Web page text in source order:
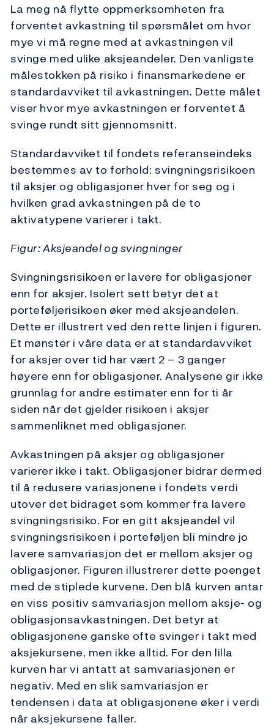
La meg nå flytte oppmerksomheten fra
forventet avkastning til spørsmålet om hvor
mye vi må regne med at avkastningen vil
svinge med ulike aksjeandeler. Den vanligste
målestokken på risiko i finansmarkedene er
standardavviket til avkastningen. Dette målet
viser hvor mye avkastningen er forventet å
svinge rundt sitt gjennomsnitt.
Standardavviket til fondets referanseindeks
bestemmes av to forhold: svingningsrisikoen
til aksjer og obligasjoner hver for seg og i
hvilken grad avkastningen på de to
aktivatypene varierer i takt.
Figur: Aksjeandel og svingninger
Svingningsrisikoen er lavere for obligasjoner
enn for aksjer. Isolert sett betyr det at
porteføljerisikoen øker med aksjeandelen.
Dette er illustrert ved den rette linjen i figuren.
Et mønster i våre data er at standardavviket
for aksjer over tid har vært 2 – 3 ganger
høyere enn for obligasjoner. Analysene gir ikke
grunnlag for andre estimater enn for ti år
siden når det gjelder risikoen i aksjer
sammenliknet med obligasjoner.
Avkastningen på aksjer og obligasjoner
varierer ikke i takt. Obligasjoner bidrar dermed
til å redusere variasjonene i fondets verdi
utover det bidraget som kommer fra lavere
svingningsrisiko. For en gitt aksjeandel vil
svingningsrisikoen i porteføljen bli mindre jo
lavere samvariasjon det er mellom aksjer og
obligasjoner. Figuren illustrerer dette poenget
med de stiplede kurvene. Den blå kurven antar
en viss positiv samvariasjon mellom aksje- og
obligasjonsavkastningen. Det betyr at
obligasjonene ganske ofte svinger i takt med
aksjekursene, men ikke alltid. For den lilla
kurven har vi antatt at samvariasjonen er
negativ. Med en slik samvariasjon er
tendensen i data at obligasjonene øker i verdi
når aksjekursene faller.